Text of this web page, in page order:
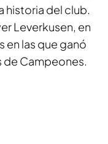
historia del club.
Leverkusen, en
en las que ganó
de Campeones.